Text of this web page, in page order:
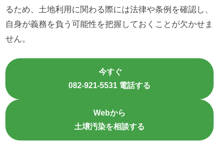
るため、土地利用に関わる際には法律や条例を確認し、
自身が義務を負う可能性を把握しておくことが欠かせま
せん。
今すぐ
082-921-5531 電話する
Webから
土壌汚染を相談する